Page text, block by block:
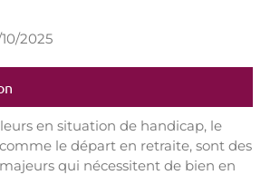
2025
en situation de handicap, le
le départ en retraite, sont des
qui nécessitent de bien en